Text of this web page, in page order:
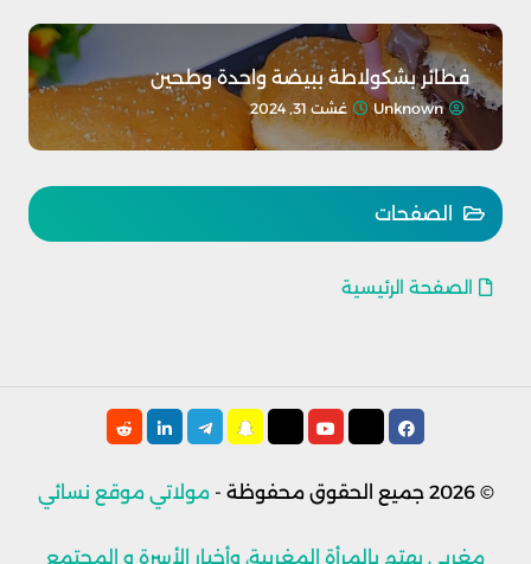
فطائر بشكولاطة ببيضة واحدة وطحين
Unknown غشت 31, 2024
الصفحات
الصفحة الرئيسية
© 2026 جميع الحقوق محفوظة -مولاتي موقع نسائي
مغربي يهتم بالمرأة المغربية، وأخبار الأسرة و المجتمع